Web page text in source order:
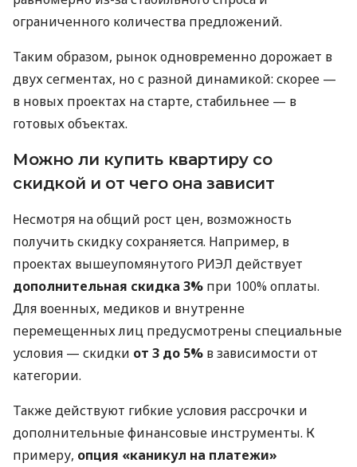
ограниченного количества предложений.
Таким образом, рынок одновременно дорожает в
двух сегментах, но с разной динамикой: скорее —
в новых проектах на старте, стабильнее — в
готовых объектах.
Можно ли купить квартиру со
скидкой и от чего она зависит
Несмотря на общий рост цен, возможность
получить скидку сохраняется. Например, в
проектах вышеупомянутого РИЭЛ действует
дополнительная скидка 3% при 100% оплаты.
Для военных, медиков и внутренне
перемещенных лиц предусмотрены специальные
условия — скидки от 3 до 5% в зависимости от
категории.
Также действуют гибкие условия рассрочки и
дополнительные финансовые инструменты. К
примеру, опция «каникул на платежи»